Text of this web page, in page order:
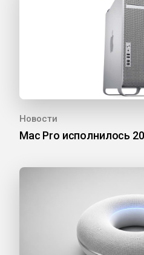
Новости
Mac Pro исполнилось